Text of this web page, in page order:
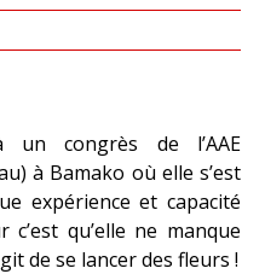
congrès de l’AAE
à Bamako où elle s’est
expérience et capacité
qu’elle ne manque
de se lancer des fleurs !